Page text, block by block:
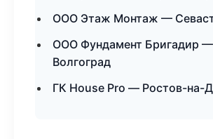
ООО Этаж Монтаж —
ООО Фундамент Бригадир —
Волгоград
ГК House Pro — Ростов-на-